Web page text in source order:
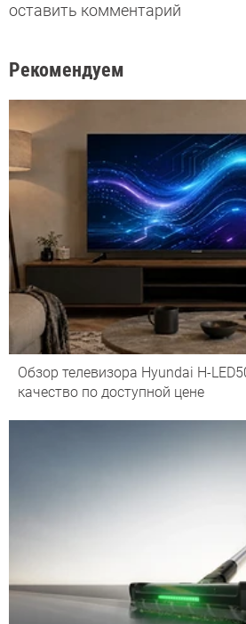
оставить комментарий
Рекомендуем
Обзор телевизора Hyundai H-
качество по доступной цене